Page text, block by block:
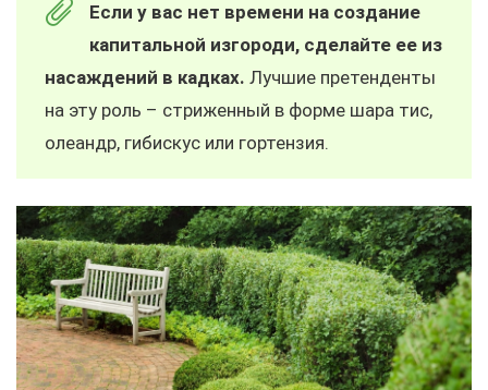
Если у вас нет времени на создание
капитальной изгороди, сделайте ее из
насаждений в кадках. Лучшие претенденты
на эту роль – стриженный в форме шара тис,
олеандр, гибискус или гортензия.